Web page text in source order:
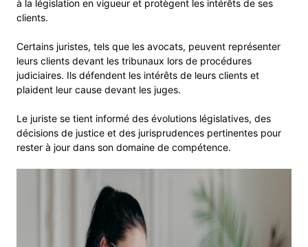
à la législation en vigueur et protègent les intérêts de ses
clients.
Certains juristes, tels que les avocats, peuvent représenter
leurs clients devant les tribunaux lors de procédures
judiciaires. Ils défendent les intérêts de leurs clients et
plaident leur cause devant les juges.
Le juriste se tient informé des évolutions législatives, des
décisions de justice et des jurisprudences pertinentes pour
rester à jour dans son domaine de compétence.